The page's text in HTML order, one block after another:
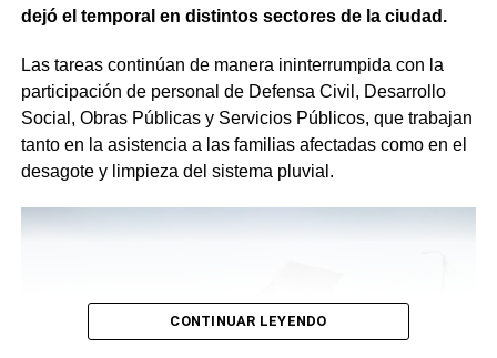
Creada por Fundación YPF, esta maqueta interactiva
tiene cuatro estaciones que representan las etapas
fundamentales de la producción de hidrocarburos:
exploración y extracción en un yacimiento, transformación
en una refinería, almacenamiento y transporte en tanques
y camiones, y sus diferentes usos en el hogar.
Es importante resaltar que, por su diseño, las actividades
Para más información e inscripción visitar lapágina web
dejó el temporal en distintos sectores de la ciudad.
Las tareas continúan de manera ininterrumpida con la
participación de personal de Defensa Civil, Desarrollo
Social, Obras Públicas y Servicios Públicos, que trabajan
tanto en la asistencia a las familias afectadas como en el
desagote y limpieza del sistema pluvial.
CONTINUAR LEYENDO